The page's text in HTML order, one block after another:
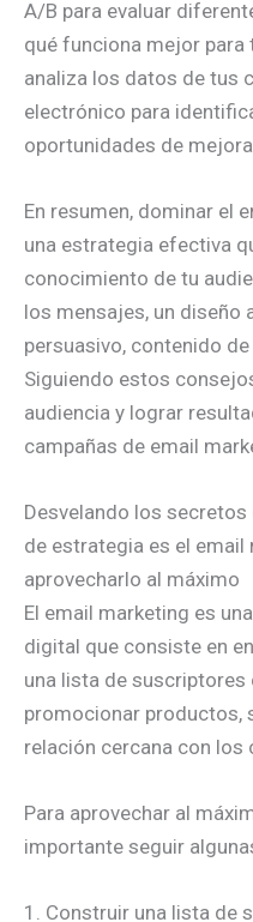
A/B para evaluar
qué funciona mejor para
analiza los datos de tus
electrónico para
oportunidades de mejora.
En resumen, dominar el
una estrategia efectiva
conocimiento de tu
los mensajes, un diseño
persuasivo, contenido
Siguiendo estos
audiencia y lograr
campañas de email
Desvelando los
de estrategia es el
aprovecharlo al máximo
El email marketing es
digital que consiste en
una lista de
promocionar productos,
relación cercana con los
Para aprovechar al
importante seguir
1. Construir una lista de